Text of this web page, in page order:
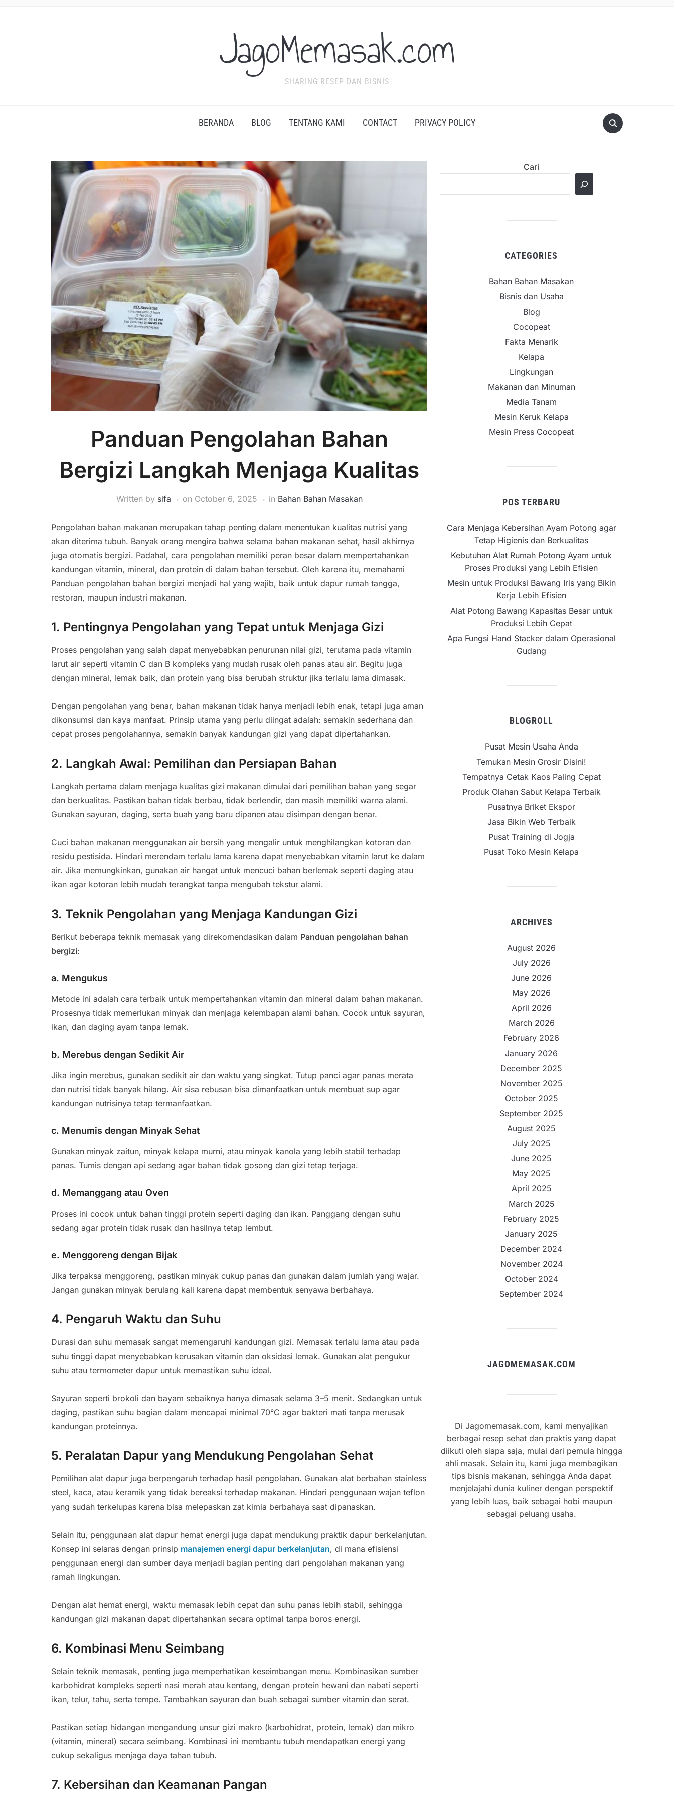
JagoMemasak.com
SHARING RESEP DAN BISNIS
BERANDA BLOG TENTANG KAMI CONTACT PRIVACY POLICY
Panduan Pengolahan Bahan
Bergizi Langkah Menjaga Kualitas
Written by sifa on October 6, 2025 in Bahan Bahan Masakan
Pengolahan bahan makanan merupakan tahap penting dalam menentukan kualitas nutrisi yang
akan diterima tubuh. Banyak orang mengira bahwa selama bahan makanan sehat, hasil akhirnya
juga otomatis bergizi. Padahal, cara pengolahan memiliki peran besar dalam mempertahankan
kandungan vitamin, mineral, dan protein di dalam bahan tersebut. Oleh karena itu, memahami
Panduan pengolahan bahan bergizi menjadi hal yang wajib, baik untuk dapur rumah tangga,
restoran, maupun industri makanan.
1. Pentingnya Pengolahan yang Tepat untuk Menjaga Gizi
Proses pengolahan yang salah dapat menyebabkan penurunan nilai gizi, terutama pada vitamin
larut air seperti vitamin C dan B kompleks yang mudah rusak oleh panas atau air. Begitu juga
dengan mineral, lemak baik, dan protein yang bisa berubah struktur jika terlalu lama dimasak.
Dengan pengolahan yang benar, bahan makanan tidak hanya menjadi lebih enak, tetapi juga aman
dikonsumsi dan kaya manfaat. Prinsip utama yang perlu diingat adalah: semakin sederhana dan
cepat proses pengolahannya, semakin banyak kandungan gizi yang dapat dipertahankan.
2. Langkah Awal: Pemilihan dan Persiapan Bahan
Langkah pertama dalam menjaga kualitas gizi makanan dimulai dari pemilihan bahan yang segar
dan berkualitas. Pastikan bahan tidak berbau, tidak berlendir, dan masih memiliki warna alami.
Gunakan sayuran, daging, serta buah yang baru dipanen atau disimpan dengan benar.
Cuci bahan makanan menggunakan air bersih yang mengalir untuk menghilangkan kotoran dan
residu pestisida. Hindari merendam terlalu lama karena dapat menyebabkan vitamin larut ke dalam
air. Jika memungkinkan, gunakan air hangat untuk mencuci bahan berlemak seperti daging atau
ikan agar kotoran lebih mudah terangkat tanpa mengubah tekstur alami.
3. Teknik Pengolahan yang Menjaga Kandungan Gizi
Berikut beberapa teknik memasak yang direkomendasikan dalam Panduan pengolahan bahan
bergizi:
a. Mengukus
Metode ini adalah cara terbaik untuk mempertahankan vitamin dan mineral dalam bahan makanan.
Prosesnya tidak memerlukan minyak dan menjaga kelembapan alami bahan. Cocok untuk sayuran,
ikan, dan daging ayam tanpa lemak.
b. Merebus dengan Sedikit Air
Jika ingin merebus, gunakan sedikit air dan waktu yang singkat. Tutup panci agar panas merata
dan nutrisi tidak banyak hilang. Air sisa rebusan bisa dimanfaatkan untuk membuat sup agar
kandungan nutrisinya tetap termanfaatkan.
c. Menumis dengan Minyak Sehat
Gunakan minyak zaitun, minyak kelapa murni, atau minyak kanola yang lebih stabil terhadap
panas. Tumis dengan api sedang agar bahan tidak gosong dan gizi tetap terjaga.
d. Memanggang atau Oven
Proses ini cocok untuk bahan tinggi protein seperti daging dan ikan. Panggang dengan suhu
sedang agar protein tidak rusak dan hasilnya tetap lembut.
e. Menggoreng dengan Bijak
Jika terpaksa menggoreng, pastikan minyak cukup panas dan gunakan dalam jumlah yang wajar.
Jangan gunakan minyak berulang kali karena dapat membentuk senyawa berbahaya.
4. Pengaruh Waktu dan Suhu
Durasi dan suhu memasak sangat memengaruhi kandungan gizi. Memasak terlalu lama atau pada
suhu tinggi dapat menyebabkan kerusakan vitamin dan oksidasi lemak. Gunakan alat pengukur
suhu atau termometer dapur untuk memastikan suhu ideal.
Sayuran seperti brokoli dan bayam sebaiknya hanya dimasak selama 3–5 menit. Sedangkan untuk
daging, pastikan suhu bagian dalam mencapai minimal 70°C agar bakteri mati tanpa merusak
kandungan proteinnya.
5. Peralatan Dapur yang Mendukung Pengolahan Sehat
Pemilihan alat dapur juga berpengaruh terhadap hasil pengolahan. Gunakan alat berbahan stainless
steel, kaca, atau keramik yang tidak bereaksi terhadap makanan. Hindari penggunaan wajan teflon
yang sudah terkelupas karena bisa melepaskan zat kimia berbahaya saat dipanaskan.
Selain itu, penggunaan alat dapur hemat energi juga dapat mendukung praktik dapur berkelanjutan.
Konsep ini selaras dengan prinsip manajemen energi dapur berkelanjutan, di mana efisiensi
penggunaan energi dan sumber daya menjadi bagian penting dari pengolahan makanan yang
ramah lingkungan.
Dengan alat hemat energi, waktu memasak lebih cepat dan suhu panas lebih stabil, sehingga
kandungan gizi makanan dapat dipertahankan secara optimal tanpa boros energi.
6. Kombinasi Menu Seimbang
Selain teknik memasak, penting juga memperhatikan keseimbangan menu. Kombinasikan sumber
karbohidrat kompleks seperti nasi merah atau kentang, dengan protein hewani dan nabati seperti
ikan, telur, tahu, serta tempe. Tambahkan sayuran dan buah sebagai sumber vitamin dan serat.
Pastikan setiap hidangan mengandung unsur gizi makro (karbohidrat, protein, lemak) dan mikro
(vitamin, mineral) secara seimbang. Kombinasi ini membantu tubuh mendapatkan energi yang
cukup sekaligus menjaga daya tahan tubuh.
7. Kebersihan dan Keamanan Pangan
Cari
CATEGORIES
Bahan Bahan Masakan
Bisnis dan Usaha
Blog
Cocopeat
Fakta Menarik
Kelapa
Lingkungan
Makanan dan Minuman
Media Tanam
Mesin Keruk Kelapa
Mesin Press Cocopeat
POS TERBARU
Cara Menjaga Kebersihan Ayam Potong agar
Tetap Higienis dan Berkualitas
Kebutuhan Alat Rumah Potong Ayam untuk
Proses Produksi yang Lebih Efisien
Mesin untuk Produksi Bawang Iris yang Bikin
Kerja Lebih Efisien
Alat Potong Bawang Kapasitas Besar untuk
Produksi Lebih Cepat
Apa Fungsi Hand Stacker dalam Operasional
Gudang
BLOGROLL
Pusat Mesin Usaha Anda
Temukan Mesin Grosir Disini!
Tempatnya Cetak Kaos Paling Cepat
Produk Olahan Sabut Kelapa Terbaik
Pusatnya Briket Ekspor
Jasa Bikin Web Terbaik
Pusat Training di Jogja
Pusat Toko Mesin Kelapa
ARCHIVES
August 2026
July 2026
June 2026
May 2026
April 2026
March 2026
February 2026
January 2026
December 2025
November 2025
October 2025
September 2025
August 2025
July 2025
June 2025
May 2025
April 2025
March 2025
February 2025
January 2025
December 2024
November 2024
October 2024
September 2024
JAGOMEMASAK.COM
Di Jagomemasak.com, kami menyajikan
berbagai resep sehat dan praktis yang dapat
diikuti oleh siapa saja, mulai dari pemula hingga
ahli masak. Selain itu, kami juga membagikan
tips bisnis makanan, sehingga Anda dapat
menjelajahi dunia kuliner dengan perspektif
yang lebih luas, baik sebagai hobi maupun
sebagai peluang usaha.